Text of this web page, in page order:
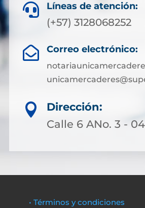
 Líneas de atención:
(+57) 3128068252
 Correo electrónico:

Dirección:
Calle 6 ANo. 3 - 04
• Términos y condiciones